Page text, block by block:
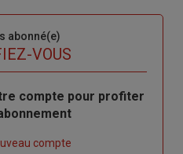
abonné(e)
VOUS
compte pour profiter
compte